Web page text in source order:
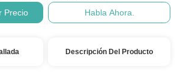
Precio
Habla Ahora.
Descripción Del Producto